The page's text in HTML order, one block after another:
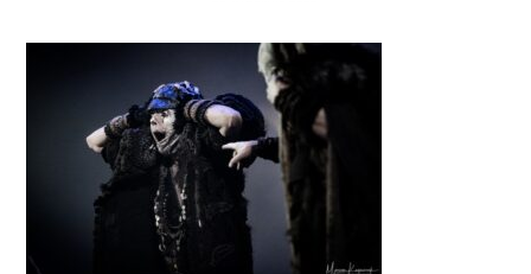
w Jeleniej Górze